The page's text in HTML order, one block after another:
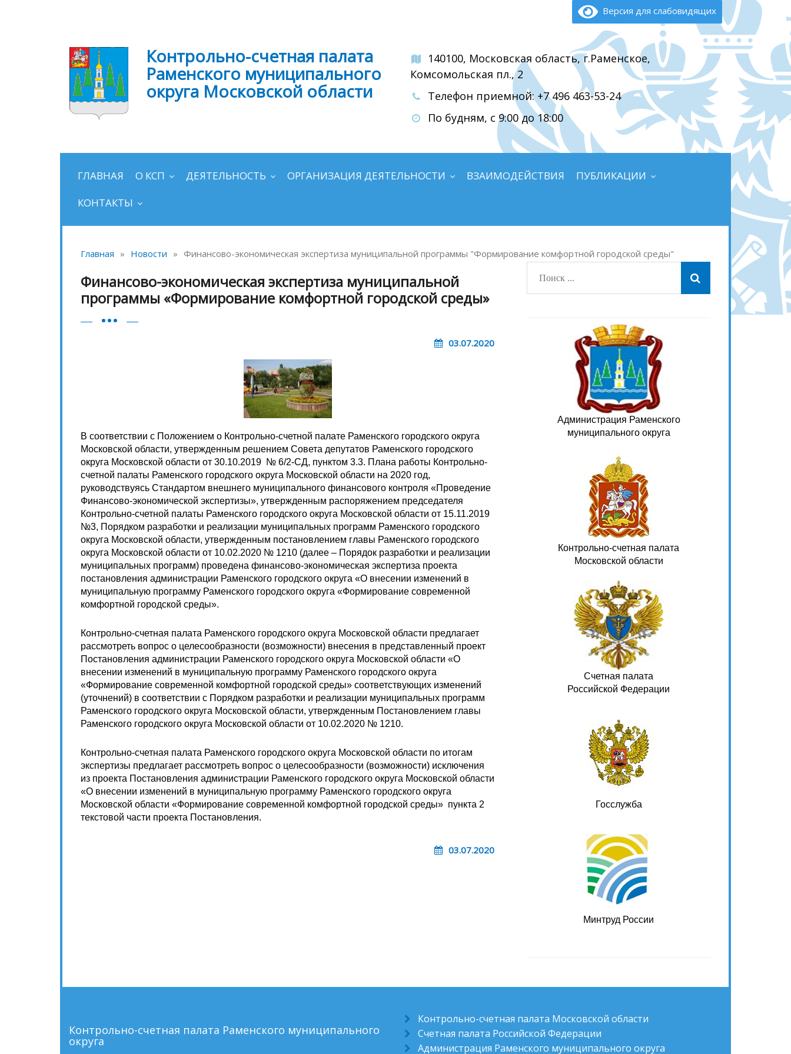
Версия для слабовидящих
Контрольно-счетная палата
Раменского муниципального
округа Московской области
140100, Московская область, г.Раменское,
Комсомольская пл., 2
Телефон приемной: +7 496 463-53-24
По будням, с 9:00 до 18:00
ГЛАВНАЯ О КСП ДЕЯТЕЛЬНОСТЬ ОРГАНИЗАЦИЯ ДЕЯТЕЛЬНОСТИ ВЗАИМОДЕЙСТВИЯ
ПУБЛИКАЦИИ
КОНТАКТЫ
Главная » Новости » Финансово-экономическая экспертиза муниципальной программы "Формирование комфортной городской среды"
Финансово-экономическая экспертиза муниципальной
программы «Формирование комфортной городской среды»
03.07.2020
В соответствии с Положением о Контрольно-счетной палате Раменского городского округа
Московской области, утвержденным решением Совета депутатов Раменского городского
округа Московской области от 30.10.2019 № 6/2-СД, пунктом 3.3. Плана работы Контрольно-
счетной палаты Раменского городского округа Московской области на 2020 год,
руководствуясь Стандартом внешнего муниципального финансового контроля «Проведение
Финансово-экономической экспертизы», утвержденным распоряжением председателя
Контрольно-счетной палаты Раменского городского округа Московской области от 15.11.2019
№3, Порядком разработки и реализации муниципальных программ Раменского городского
округа Московской области, утвержденным постановлением главы Раменского городского
округа Московской области от 10.02.2020 № 1210 (далее – Порядок разработки и реализации
муниципальных программ) проведена финансово-экономическая экспертиза проекта
постановления администрации Раменского городского округа «О внесении изменений в
муниципальную программу Раменского городского округа «Формирование современной
комфортной городской среды».
Контрольно-счетная палата Раменского городского округа Московской области предлагает
рассмотреть вопрос о целесообразности (возможности) внесения в представленный проект
Постановления администрации Раменского городского округа Московской области «О
внесении изменений в муниципальную программу Раменского городского округа
«Формирование современной комфортной городской среды» соответствующих изменений
(уточнений) в соответствии с Порядком разработки и реализации муниципальных программ
Раменского городского округа Московской области, утвержденным Постановлением главы
Раменского городского округа Московской области от 10.02.2020 № 1210.
Контрольно-счетная палата Раменского городского округа Московской области по итогам
экспертизы предлагает рассмотреть вопрос о целесообразности (возможности) исключения
из проекта Постановления администрации Раменского городского округа Московской области
«О внесении изменений в муниципальную программу Раменского городского округа
Московской области «Формирование современной комфортной городской среды» пункта 2
текстовой части проекта Постановления.
03.07.2020
Администрация Раменского
муниципального округа
Контрольно-счетная палата
Московской области
Счетная палата
Российской Федерации
Госслужба
Минтруд России
Контрольно-счетная палата Раменского муниципального
округа
Контрольно-счетная палата Московской области
Счетная палата Российской Федерации
Администрация Раменского муниципального округа